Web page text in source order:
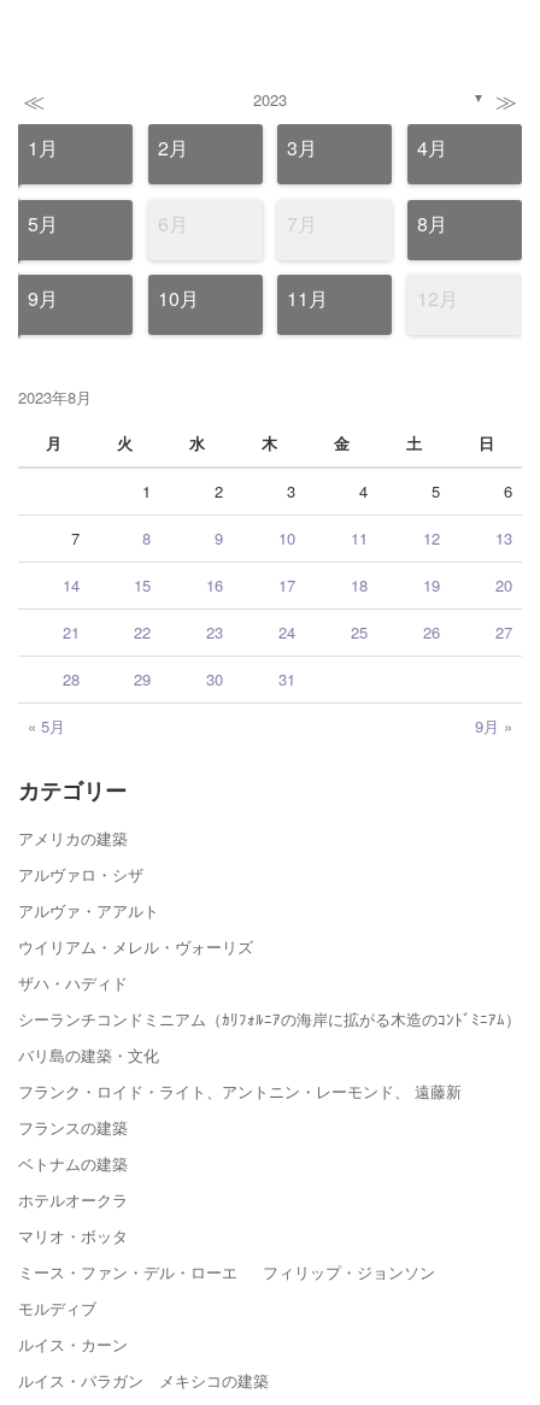
≪ 2023 ▼ ≫
1月 2月 3月 4月
5月 6月 7月 8月
9月 10月 11月 12月
2023年8月
月
火 水 木 金 土 日
« 5月 9月 »
1 2 3 4 5 6
7 8 9 10 11 12 13
14 15 16 17 18 19 20
21 22 23 24 25 26 27
28 29 30 31
カテゴリー
アメリカの建築
アルヴァロ・シザ
アルヴァ・アアルト
ウイリアム・メレル・ヴォーリズ
ザハ・ハディド
シーランチコンドミニアム（ｶﾘﾌｫﾙﾆｱの海岸に拡がる木造のｺﾝﾄﾞﾐﾆｱﾑ）
バリ島の建築・文化
フランク・ロイド・ライト、アントニン・レーモンド、 遠藤新
フランスの建築
ベトナムの建築
ホテルオークラ
マリオ・ボッタ
ミース・ファン・デル・ローエ フィリップ・ジョンソン
モルディブ
ルイス・カーン
ルイス・バラガン メキシコの建築